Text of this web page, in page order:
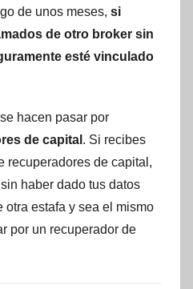
de unos meses, si
de otro broker sin
esté vinculado
hacen pasar por
de capital . Si recibes
recuperadores de capital,
haber dado tus datos
otra estafa y sea el mismo
por un recuperador de